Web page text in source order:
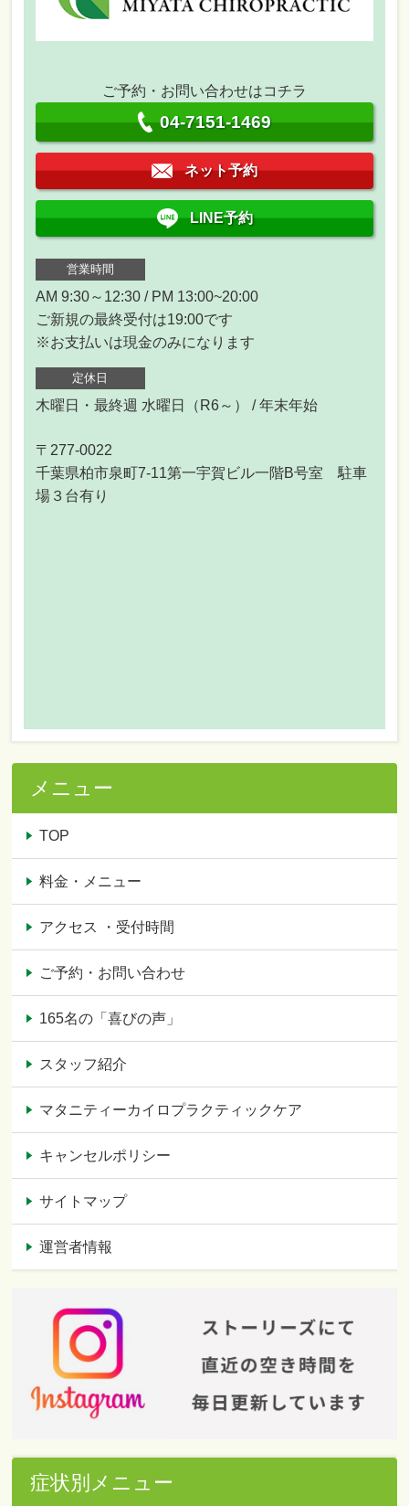
ご予約・お問い合わせはコチラ
04-7151-1469
ネット予約
LINE予約
営業時間
AM 9:30～12:30 / PM 13:00~20:00
ご新規の最終受付は19:00です
※お支払いは現金のみになります
定休日
木曜日・最終週 水曜日（R6～） / 年末年始
〒277-0022
千葉県柏市泉町7-11第一宇賀ビル一階B号室 駐車
場３台有り
メニュー
TOP
料金・メニュー
アクセス ・受付時間
ご予約・お問い合わせ
165名の「喜びの声」
スタッフ紹介
マタニティーカイロプラクティックケア
キャンセルポリシー
サイトマップ
運営者情報
症状別メニュー